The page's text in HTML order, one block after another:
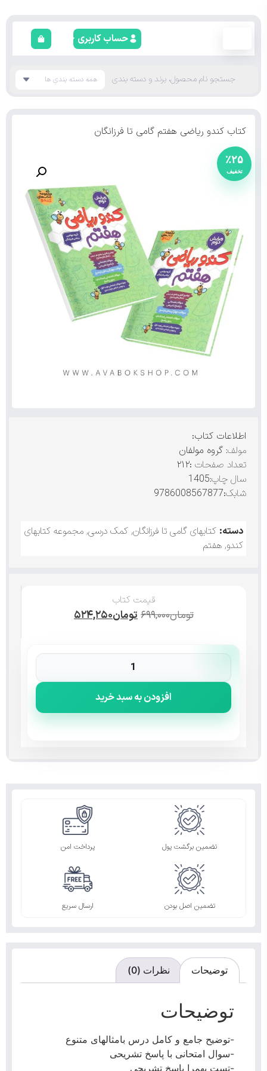
حساب کاربری
کتاب کندو ریاضی هفتم گامی تا فرزانگان
٪۲۵
اطلاعات کتاب:
مولف: گروه مولفان
تعداد صفحات :۲۱۲
سال چاپ:1405
شابک:9786008567877
دسته: کتابهای گامی تا فرزانگان, کمک درسی, مجموعه کتابهای
کندو, هفتم
قیمت کتاب
تومان۶۹۹,۰۰۰تومان۵۲۴,۲۵۰
افزودن به سبد خرید
تضمین برگشت پول پرداخت امن
تضمین اصل بودن ارسال سریع
توضیحات نظرات (0)
توضیحات
-توضیح جامع و کامل درس بامثالهای متنوع
-سوال امتحانی با پاسخ تشریحی
-تست بهمرا پاسخ تشریحی